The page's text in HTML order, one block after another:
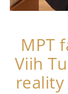
MPT
Viih